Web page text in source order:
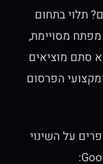
תלוי בתחום
מסויימת,
סתם מוציאים
הפרסום
על השינוי